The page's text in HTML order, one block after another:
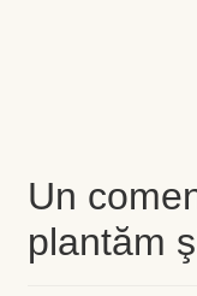
Termeni și condiții
Un
plantăm